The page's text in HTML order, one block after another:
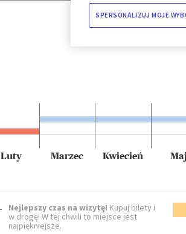
Luty Marzec Kwiecień Maj
Nejlepszy czas na wizytę! Kupuj bilety i
w drogę! W tej chwili to miejsce jest
najpiękniejsze.
SPERSONALIZUJ MOJE